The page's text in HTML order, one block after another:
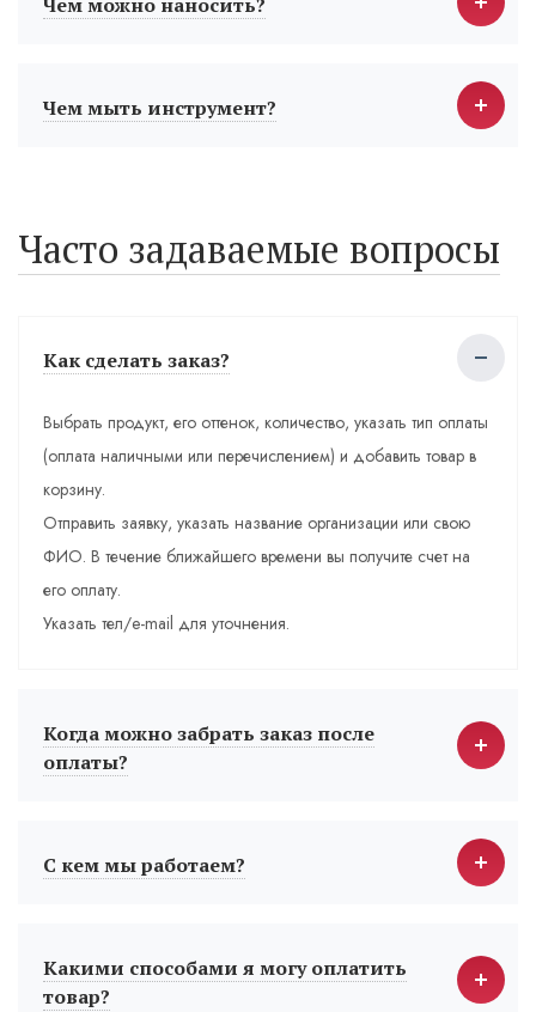
Чем мыть инструмент?
Часто задаваемые вопросы
Как сделать заказ?
Выбрать продукт, его оттенок, количество, указать тип оплаты
(оплата наличными или перечислением) и добавить товар в
корзину.
Отправить заявку, указать название организации или свою
ФИО. В течение ближайшего времени вы получите счет на
его оплату.
Указать тел/e-mail для уточнения.
Когда можно забрать заказ после
оплаты?
С кем мы работаем?
Какими способами я могу оплатить
товар?